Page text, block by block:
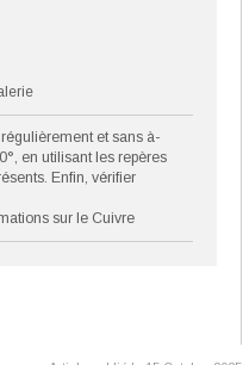
et sans à-
en utilisant les repères
Enfin, vérifier
sur le Cuivre